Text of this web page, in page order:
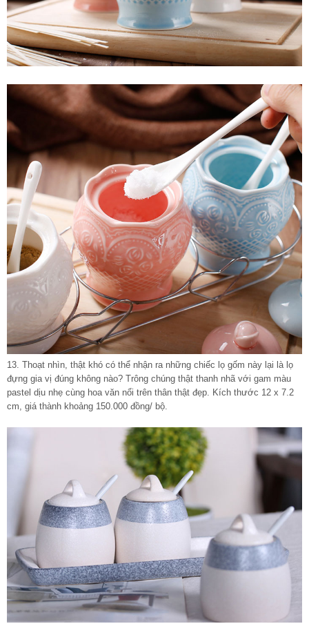
13. Thoạt nhìn, thật khó có thể nhận ra những chiếc lọ gốm này lại là lọ
đựng gia vị đúng không nào? Trông chúng thật thanh nhã với gam màu
pastel dịu nhẹ cùng hoa văn nổi trên thân thật đẹp. Kích thước 12 x 7.2
cm, giá thành khoảng 150.000 đồng/ bộ.